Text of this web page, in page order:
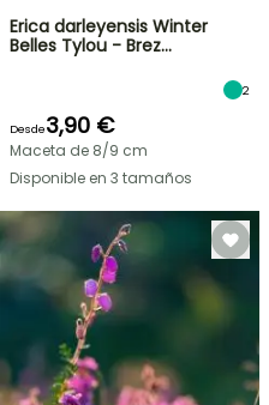
Erica darleyensis Winter
Belles Tylou - Brez…
2
Desde3,90 €
Maceta de 8/9 cm
Disponible en 3 tamaños